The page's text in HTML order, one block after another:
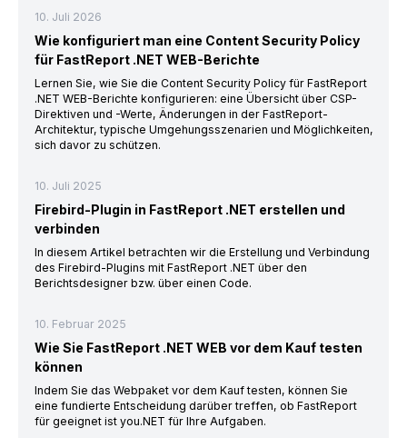
10. Juli 2026
Wie konfiguriert man eine Content Security Policy
für FastReport .NET WEB-Berichte
Lernen Sie, wie Sie die Content Security Policy für FastReport
.NET WEB-Berichte konfigurieren: eine Übersicht über CSP-
Direktiven und -Werte, Änderungen in der FastReport-
Architektur, typische Umgehungsszenarien und Möglichkeiten,
sich davor zu schützen.
10. Juli 2025
Firebird-Plugin in FastReport .NET erstellen und
verbinden
In diesem Artikel betrachten wir die Erstellung und Verbindung
des Firebird-Plugins mit FastReport .NET über den
Berichtsdesigner bzw. über einen Code.
10. Februar 2025
Wie Sie FastReport .NET WEB vor dem Kauf testen
können
Indem Sie das Webpaket vor dem Kauf testen, können Sie
eine fundierte Entscheidung darüber treffen, ob FastReport
für geeignet ist you.NET für Ihre Aufgaben.